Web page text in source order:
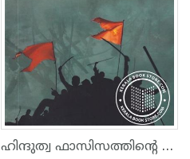
ഹിന്ദുത്വ ഫാസിസത്തിന്റെ പ്രത്യയശാസ്ത്രം